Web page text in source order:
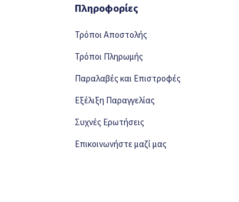
Πληροφορίες
Τρόποι Αποστολής
Τρόποι Πληρωμής
Παραλαβές και Επιστροφές
Εξέλιξη Παραγγελίας
Συχνές Ερωτήσεις
Επικοινωνήστε μαζί μας